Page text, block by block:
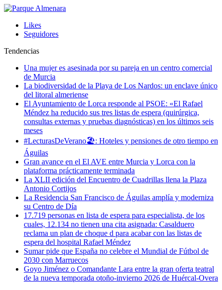
Likes
Seguidores
Tendencias
Una mujer es asesinada por su pareja en un centro comercial
de Murcia
La biodiversidad de la Playa de Los Nardos: un enclave único
del litoral almeriense
El Ayuntamiento de Lorca responde al PSOE: «El Rafael
Méndez ha reducido sus tres listas de espera (quirúrgica,
consultas externas y pruebas diagnósticas) en los últimos seis
meses
#LecturasDeVerano🏖: Hoteles y pensiones de otro tiempo en
Águilas
Gran avance en el El AVE entre Murcia y Lorca con la
plataforma prácticamente terminada
La XLII edición del Encuentro de Cuadrillas llena la Plaza
Antonio Cortijos
La Residencia San Francisco de Águilas amplía y moderniza
su Centro de Día
17.719 personas en lista de espera para especialista, de los
cuales, 12.134 no tienen una cita asignada: Casalduero
reclama un plan de choque d para acabar con las listas de
espera del hospital Rafael Méndez
Sumar pide que España no celebre el Mundial de Fútbol de
2030 con Marruecos
Goyo Jiménez o Comandante Lara entre la gran oferta teatral
de la nueva temporada otoño-invierno 2026 de Huércal-Overa